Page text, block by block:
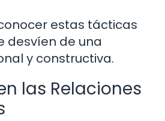
estas tácticas
desvíen de una
y constructiva.
las Relaciones